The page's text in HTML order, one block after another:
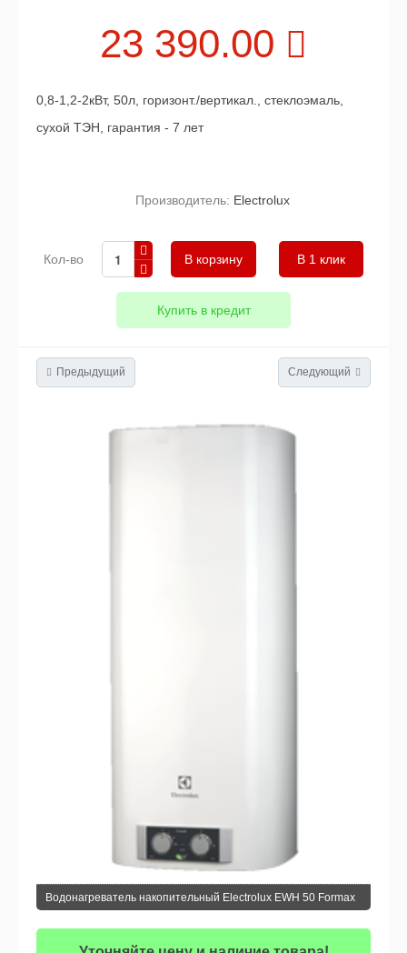
23 390.00
0,8-1,2-2кВт, 50л, горизонт./вертикал., стеклоэмаль,
сухой ТЭН, гарантия - 7 лет
Производитель: Electrolux
Кол-во В 1 клик
Купить в кредит
Предыдущий Следующий
Водонагреватель накопительный Electrolux EWH 50 Formax